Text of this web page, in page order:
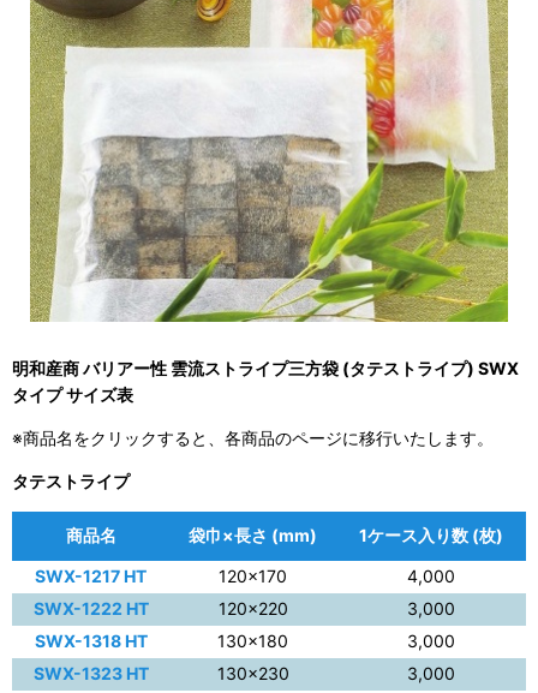
明和産商 バリアー性 雲流ストライプ三方袋 (タテストライプ) SWX
タイプ サイズ表
※商品名をクリックすると、各商品のページに移行いたします。
タテストライプ
商品名 袋巾×長さ (mm)
1ケース入り数 (枚)
SWX-1217 HT
120×170
4,000
SWX-1222 HT
120×220
3,000
SWX-1318 HT
130×180
3,000
SWX-1323 HT
130×230
3,000